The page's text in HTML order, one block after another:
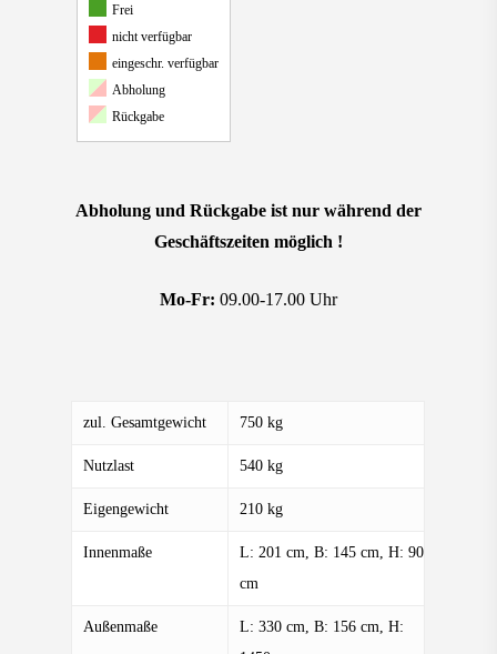
Frei
nicht verfügbar
eingeschr. verfügbar
Abholung
Rückgabe
Abholung und Rückgabe ist nur während der
Geschäftszeiten möglich !
Mo-Fr: 09.00-17.00 Uhr
zul. Gesamtgewicht 750 kg
Nutzlast 540 kg
Eigengewicht 210 kg
Innenmaße
L: 201 cm, B: 145 cm, H: 90
cm
Außenmaße
L: 330 cm, B: 156 cm, H: